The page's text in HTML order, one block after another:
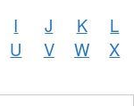
I J K
L
U V W
X